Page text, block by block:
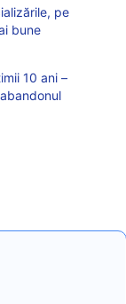
pe
bune
10 ani –